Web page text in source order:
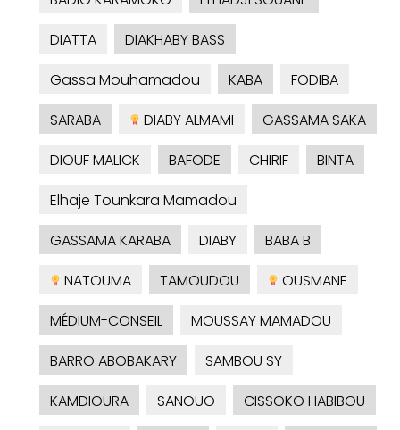
DIATTA
DIAKHABY BASS
Gassa Mouhamadou
KABA
FODIBA
SARABA
DIABY ALMAMI
GASSAMA SAKA
DIOUF MALICK
BAFODE CHIRIF
BINTA
Elhaje Tounkara Mamadou
GASSAMA KARABA
DIABY
BABA B
NATOUMA
TAMOUDOU
OUSMANE
MÉDIUM-CONSEIL
MOUSSAY MAMADOU
BARRO ABOBAKARY
SAMBOU SY
KAMDIOURA
SANOUO
CISSOKO HABIBOU